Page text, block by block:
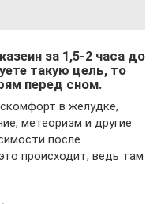
за 1,5-2 часа до
такую цель, то
перед сном.
в желудке,
метеоризм и другие
после
происходит, ведь там